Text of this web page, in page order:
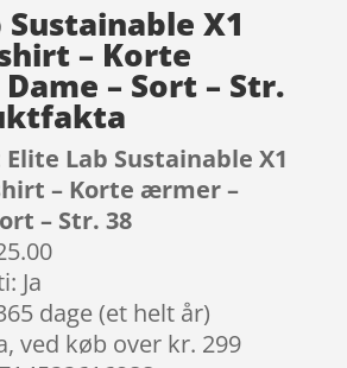
Sustainable X1
– Korte
– Sort – Str.
Elite Lab Sustainable X1
– Korte ærmer –
– Str. 38
Ja
dage (et helt år)
ved køb over kr. 299